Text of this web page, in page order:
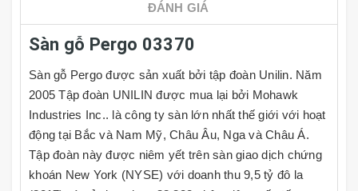
ĐÁNH GIÁ
Sàn gỗ Pergo 03370
Sàn gỗ Pergo được sản xuất bởi tập đoàn Unilin. Năm
2005 Tập đoàn UNILIN được mua lại bởi Mohawk
Industries Inc.. là công ty sàn lớn nhất thế giới với hoạt
động tại Bắc và Nam Mỹ, Châu Âu, Nga và Châu Á.
Tập đoàn này được niêm yết trên sàn giao dịch chứng
khoán New York (NYSE) với doanh thu 9,5 tỷ đô la